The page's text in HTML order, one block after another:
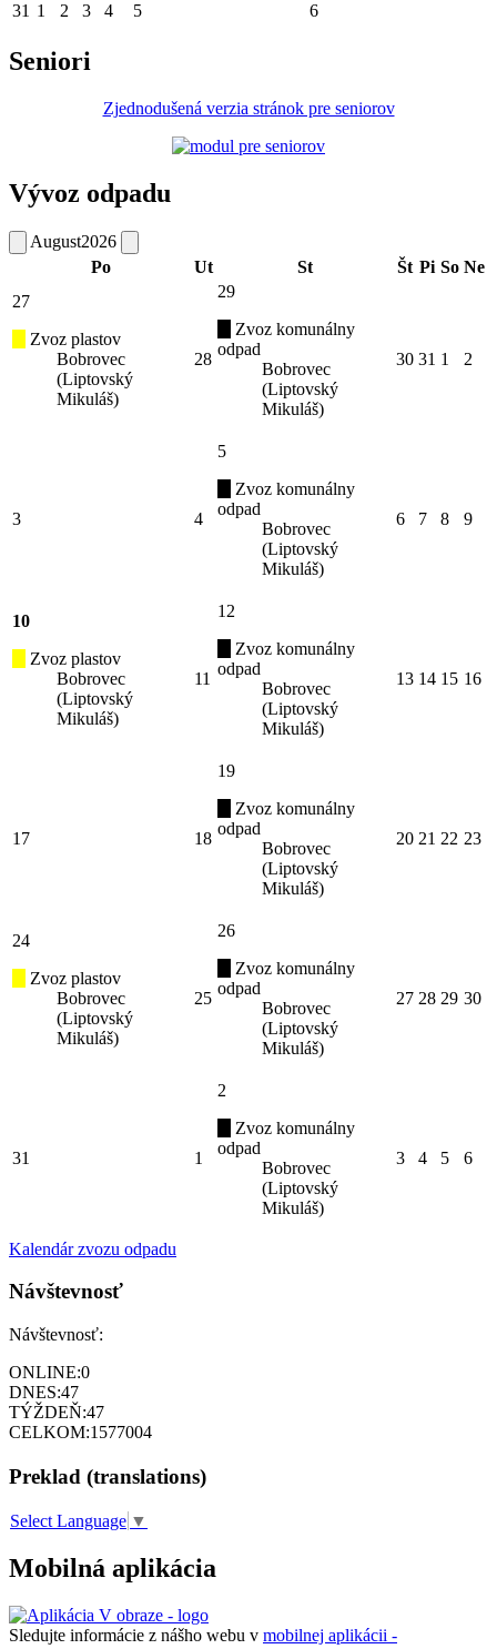
31 1 2 3 4 5 6
Seniori
Zjednodušená verzia stránok pre seniorov
Vývoz odpadu
August2026
Po
Ut St Št Pi So Ne
27
Zvoz plastov
Bobrovec
(Liptovský
Mikuláš)
28
29
Zvoz komunálny
odpad
Bobrovec
(Liptovský
Mikuláš)
30 31 1 2
3 4
5
Zvoz komunálny
odpad
Bobrovec
(Liptovský
Mikuláš)
6 7 8 9
10
Zvoz plastov
Bobrovec
(Liptovský
Mikuláš)
11
12
Zvoz komunálny
odpad
Bobrovec
(Liptovský
Mikuláš)
13 14 15 16
17 18
19
Zvoz komunálny
odpad
Bobrovec
(Liptovský
Mikuláš)
20 21 22 23
24
Zvoz plastov
Bobrovec
(Liptovský
Mikuláš)
25
26
Zvoz komunálny
odpad
Bobrovec
(Liptovský
Mikuláš)
27 28 29 30
31 1
2
Zvoz komunálny
odpad
Bobrovec
(Liptovský
Mikuláš)
3 4 5 6
Kalendár zvozu odpadu
Návštevnosť
Návštevnosť:
ONLINE:0
DNES:47
TÝŽDEŇ:47
CELKOM:1577004
Preklad (translations)
Select Language ▼
Mobilná aplikácia
Sledujte informácie z nášho webu v mobilnej aplikácii -